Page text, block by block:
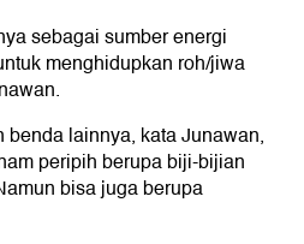
sebagai sumber energi
menghidupkan roh/jiwa
lainnya, kata Junawan,
peripih berupa biji-bijian
bisa juga berupa